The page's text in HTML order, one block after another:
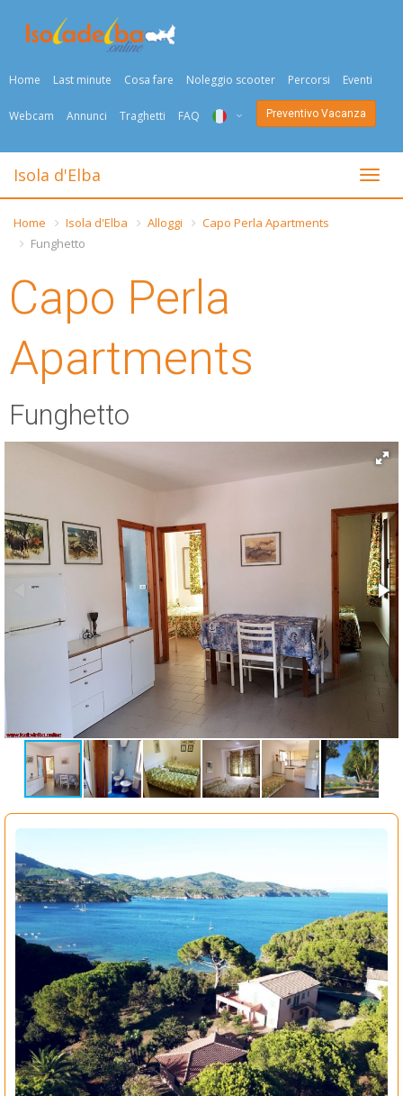
Home Last minute Cosa fare Noleggio scooter Percorsi Eventi
Webcam Annunci Traghetti FAQ
ENG
Preventivo Vacanza
Togli
Isola d'Elba
Home Isola d'Elba Alloggi
Capo Perla Apartments
Funghetto
Capo Perla
Apartments
Funghetto